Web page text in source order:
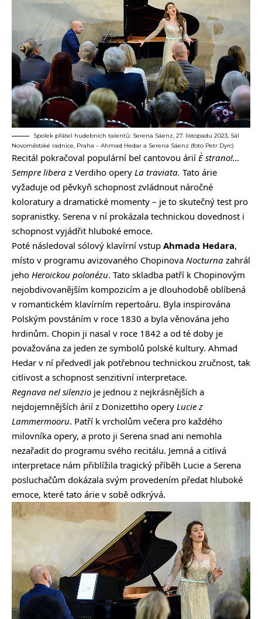
Spolek přátel hudebních talentů: Serena Sáenz, 27. listopadu 2023, Sál
Novoměstské radnice, Praha – Ahmad Hedar a Serena Sáenz (foto Petr Dyrc)
Recitál pokračoval populární bel cantovou árií È strano!…
Sempre libera z Verdiho opery La traviata. Tato árie
vyžaduje od pěvkyň schopnost zvládnout náročné
koloratury a dramatické momenty – je to skutečný test pro
sopranistky. Serena v ní prokázala technickou dovednost i
schopnost vyjádřit hluboké emoce.
Poté následoval sólový klavírní vstup Ahmada Hedara,
místo v programu avizovaného Chopinova Nocturna zahrál
jeho Heroickou polonézu. Tato skladba patří k Chopinovým
nejobdivovanějším kompozicím a je dlouhodobě oblíbená
v romantickém klavírním repertoáru. Byla inspirována
Polským povstáním v roce 1830 a byla věnována jeho
hrdinům. Chopin ji nasal v roce 1842 a od té doby je
považována za jeden ze symbolů polské kultury. Ahmad
Hedar v ní předvedl jak potřebnou technickou zručnost, tak
citlivost a schopnost senzitivní interpretace.
Regnava nel silenzio je jednou z nejkrásnějších a
nejdojemnějších árií z Donizettiho opery Lucie z
Lammermooru. Patří k vrcholům večera pro každého
milovníka opery, a proto ji Serena snad ani nemohla
nezařadit do programu svého recitálu. Jemná a citlivá
interpretace nám přiblížila tragický příběh Lucie a Serena
posluchačům dokázala svým provedením předat hluboké
emoce, které tato árie v sobě odkrývá.